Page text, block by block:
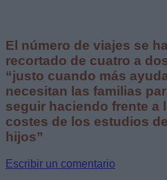
El número de viajes se
recortado de cuatro a
“justo cuando más
necesitan las familias
seguir haciendo frente a
costes de los estudios
hijos”
Escribir un comentario